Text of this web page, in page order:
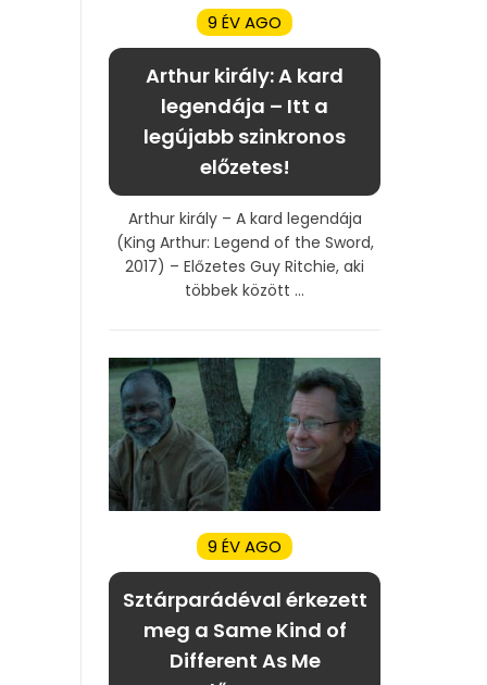
9 ÉV AGO
Arthur király: A kard
legendája – Itt a
legújabb szinkronos
előzetes!
Arthur király – A kard legendája
(King Arthur: Legend of the Sword,
2017) – Előzetes Guy Ritchie, aki
többek között ...
9 ÉV AGO
Sztárparádéval érkezett
meg a Same Kind of
Different As Me